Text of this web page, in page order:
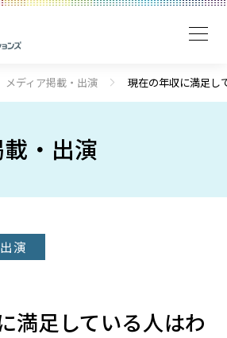
メディア掲載・出演 現在の年収に満足し
・出演
演
満足している人はわ